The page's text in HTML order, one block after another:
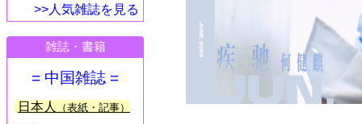
>>人気雑誌を見る
雑誌・書籍
= 中国雑誌 =
日本人 （表紙・記事）